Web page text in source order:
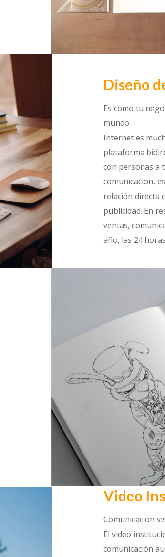
Diseño
Es como tu
mundo.
Internet es
plataforma
con personas a
comunicación,
relación directa
publicidad. En
ventas,
año, las 24
Video
Comunicación
El video
comunicación